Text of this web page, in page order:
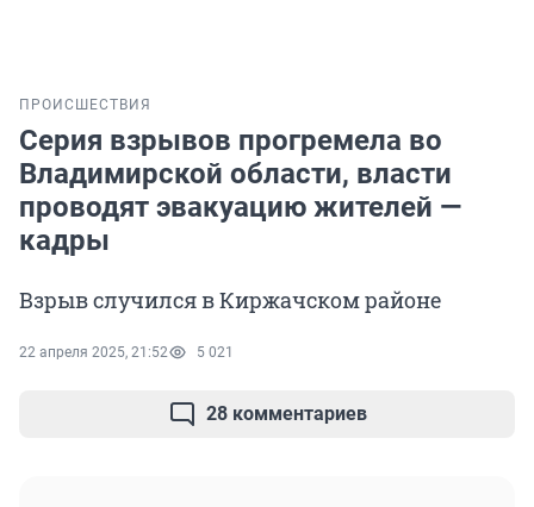
ПРОИСШЕСТВИЯ
Серия взрывов прогремела во
Владимирской области, власти
проводят эвакуацию жителей —
кадры
Взрыв случился в Киржачском районе
22 апреля 2025, 21:52 5 021
28 комментариев